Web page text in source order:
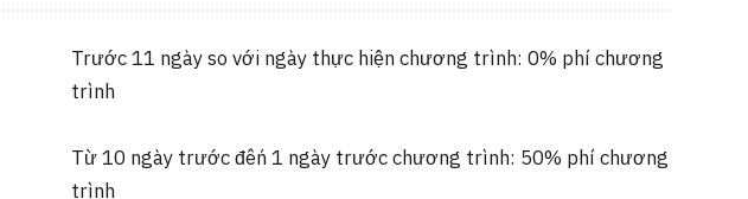
Trước 11 ngày so với ngày thực hiện chương trình: 0% phí chương
trình
Từ 10 ngày trước đến 1 ngày trước chương trình: 50% phí chương
trình